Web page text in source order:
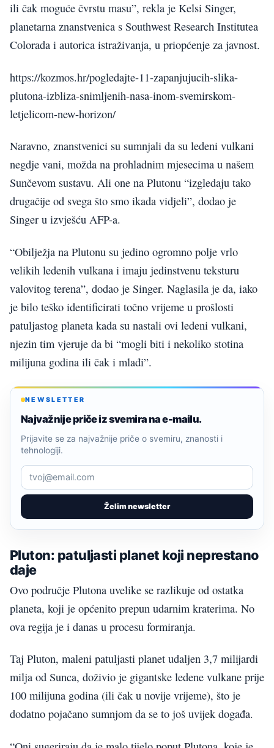
ili čak moguće čvrstu masu”, rekla je Kelsi Singer,
planetarna znanstvenica s Southwest Research Institutea
Colorada i autorica istraživanja, u priopćenje za javnost.
https://kozmos.hr/pogledajte-11-zapanjujucih-slika-
plutona-izbliza-snimljenih-nasa-inom-svemirskom-
letjelicom-new-horizon/
Naravno, znanstvenici su sumnjali da su ledeni vulkani
negdje vani, možda na prohladnim mjesecima u našem
Sunčevom sustavu. Ali one na Plutonu “izgledaju tako
drugačije od svega što smo ikada vidjeli”, dodao je
Singer u izvješću AFP-a.
“Obilježja na Plutonu su jedino ogromno polje vrlo
velikih ledenih vulkana i imaju jedinstvenu teksturu
valovitog terena”, dodao je Singer. Naglasila je da, iako
je bilo teško identificirati točno vrijeme u prošlosti
patuljastog planeta kada su nastali ovi ledeni vulkani,
njezin tim vjeruje da bi “mogli biti i nekoliko stotina
milijuna godina ili čak i mlađi”.
NEWSLETTER
Najvažnije priče iz svemira na e-mailu.
Želim newsletter
Prijavite se za najvažnije priče o svemiru, znanosti i
tehnologiji.
Pluton: patuljasti planet koji neprestano
daje
Ovo područje Plutona uvelike se razlikuje od ostatka
planeta, koji je općenito prepun udarnim kraterima. No
ova regija je i danas u procesu formiranja.
Taj Pluton, maleni patuljasti planet udaljen 3,7 milijardi
milja od Sunca, doživio je gigantske ledene vulkane prije
100 milijuna godina (ili čak u novije vrijeme), što je
dodatno pojačano sumnjom da se to još uvijek događa.